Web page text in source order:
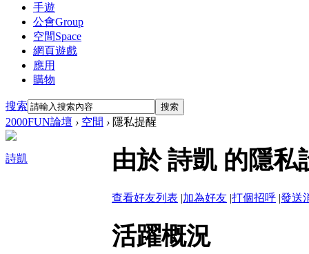
手遊
公會Group
空間Space
網頁遊戲
應用
購物
搜索 搜索
2000FUN論壇 › 空間 › 隱私提醒
詩凱 由於 詩凱 的隱
查看好友列表 |加為好友 |打個招呼 |發送
活躍概況